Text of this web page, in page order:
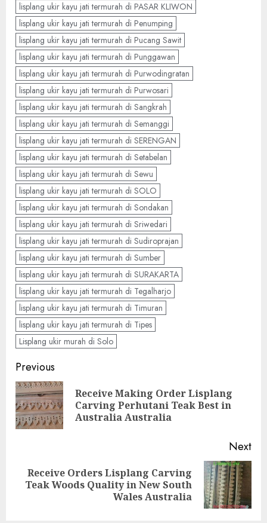
lisplang ukir kayu jati termurah di PASAR KLIWON
lisplang ukir kayu jati termurah di Penumping
lisplang ukir kayu jati termurah di Pucang Sawit
lisplang ukir kayu jati termurah di Punggawan
lisplang ukir kayu jati termurah di Purwodingratan
lisplang ukir kayu jati termurah di Purwosari
lisplang ukir kayu jati termurah di Sangkrah
lisplang ukir kayu jati termurah di Semanggi
lisplang ukir kayu jati termurah di SERENGAN
lisplang ukir kayu jati termurah di Setabelan
lisplang ukir kayu jati termurah di Sewu
lisplang ukir kayu jati termurah di SOLO
lisplang ukir kayu jati termurah di Sondakan
lisplang ukir kayu jati termurah di Sriwedari
lisplang ukir kayu jati termurah di Sudiroprajan
lisplang ukir kayu jati termurah di Sumber
lisplang ukir kayu jati termurah di SURAKARTA
lisplang ukir kayu jati termurah di Tegalharjo
lisplang ukir kayu jati termurah di Timuran
lisplang ukir kayu jati termurah di Tipes
Lisplang ukir murah di Solo
Previous
Receive Making Order Lisplang
Carving Perhutani Teak Best in
Australia Australia
Next
Receive Orders Lisplang Carving
Teak Woods Quality in New South
Wales Australia